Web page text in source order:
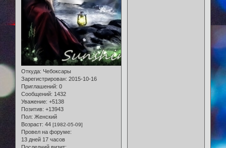
Откуда: Чебоксары
Зарегистрирован: 2015-10-16
Приглашений: 0
Сообщений: 1432
Уважение: +5138
Позитив: +13943
Пол: Женский
Возраст: 44 [1982-05-09]
Провел на форуме:
13 дней 17 часов